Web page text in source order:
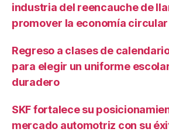
industria del reencauche de
promover la economía circular
Regreso a clases de
para elegir un uniforme
duradero
SKF fortalece su
mercado automotriz con su